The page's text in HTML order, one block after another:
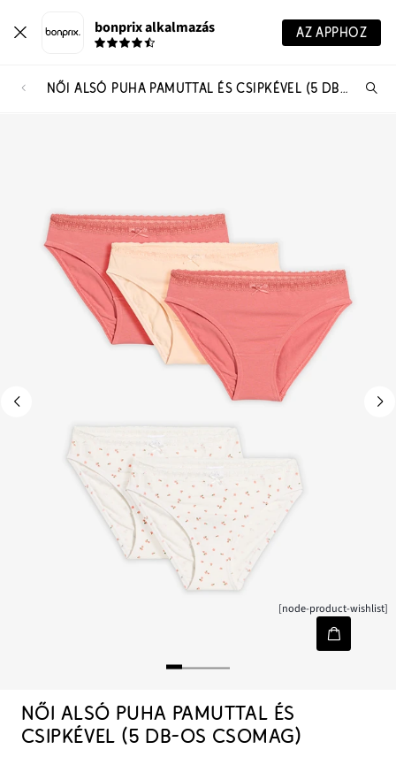
bonprix alkalmazás AZ APPHOZ
NŐI ALSÓ PUHA PAMUTTAL ÉS CSIPKÉVEL (5 DB-OS CSOMAG)
[node-product-wishlist]
NŐI ALSÓ PUHA PAMUTTAL ÉS
CSIPKÉVEL (5 DB-OS CSOMAG)